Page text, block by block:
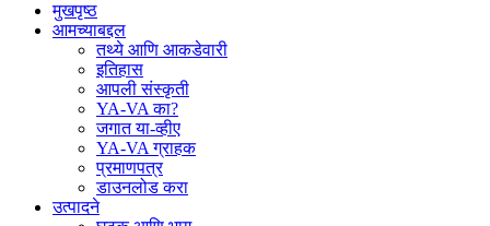
मुखपृष्ठ
आमच्याबद्दल
तथ्ये आणि आकडेवारी
इतिहास
आपली संस्कृती
YA-VA का?
जगात या-व्हीए
YA-VA ग्राहक
प्रमाणपत्र
डाउनलोड करा
उत्पादने